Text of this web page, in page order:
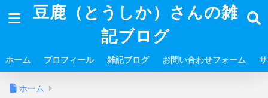
豆鹿（とうしか）さんの雑
記ブログ
ホーム プロフィール 雑記ブログ お問い合わせフォーム
ホーム